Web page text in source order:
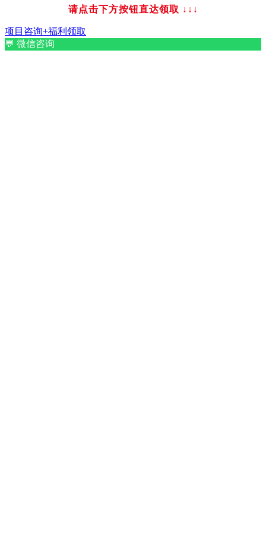
请点击下方按钮直达领取 ↓↓↓
项目咨询+福利领取
💬 微信咨询